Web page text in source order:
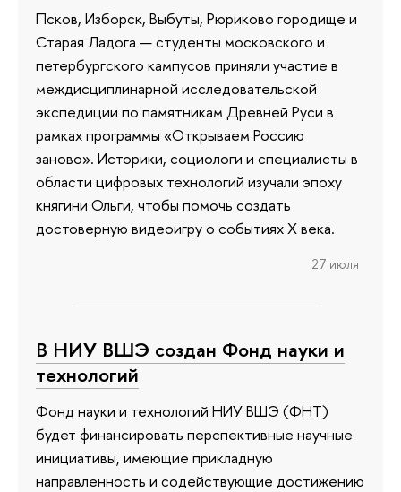
Псков, Изборск, Выбуты, Рюриково городище и
Старая Ладога — студенты московского и
петербургского кампусов приняли участие в
междисциплинарной исследовательской
экспедиции по памятникам Древней Руси в
рамках программы «Открываем Россию
заново». Историки, социологи и специалисты в
области цифровых технологий изучали эпоху
княгини Ольги, чтобы помочь создать
достоверную видеоигру о событиях X века.
27 июля
В НИУ ВШЭ создан Фонд науки и
технологий
Фонд науки и технологий НИУ ВШЭ (ФНТ)
будет финансировать перспективные научные
инициативы, имеющие прикладную
направленность и содействующие достижению